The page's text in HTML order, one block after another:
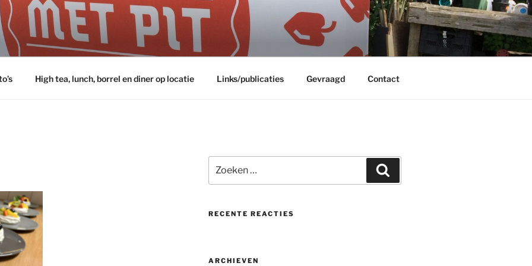
High tea, lunch, borrel en diner op locatie Links/publicaties Gevraagd Contact
naar:
RECENTE REACTIES
ARCHIEVEN